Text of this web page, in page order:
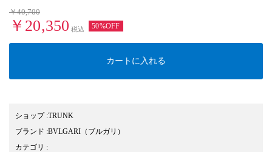
￥40,700
￥20,350 税込 50%OFF
カートに入れる
ショップ:TRUNK
ブランド :BVLGARI （ブルガリ）
カテゴリ :